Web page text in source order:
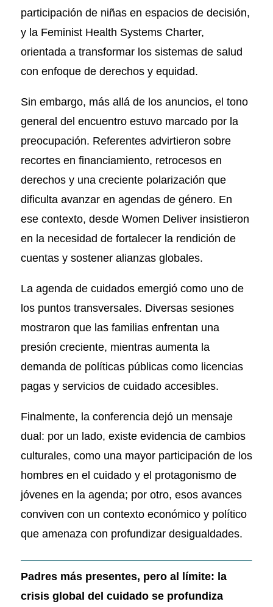
participación de niñas en espacios de decisión,
y la Feminist Health Systems Charter,
orientada a transformar los sistemas de salud
con enfoque de derechos y equidad.
Sin embargo, más allá de los anuncios, el tono
general del encuentro estuvo marcado por la
preocupación. Referentes advirtieron sobre
recortes en financiamiento, retrocesos en
derechos y una creciente polarización que
dificulta avanzar en agendas de género. En
ese contexto, desde Women Deliver insistieron
en la necesidad de fortalecer la rendición de
cuentas y sostener alianzas globales.
La agenda de cuidados emergió como uno de
los puntos transversales. Diversas sesiones
mostraron que las familias enfrentan una
presión creciente, mientras aumenta la
demanda de políticas públicas como licencias
pagas y servicios de cuidado accesibles.
Finalmente, la conferencia dejó un mensaje
dual: por un lado, existe evidencia de cambios
culturales, como una mayor participación de los
hombres en el cuidado y el protagonismo de
jóvenes en la agenda; por otro, esos avances
conviven con un contexto económico y político
que amenaza con profundizar desigualdades.
Padres más presentes, pero al límite: la
crisis global del cuidado se profundiza